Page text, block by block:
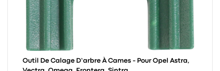
Outil De Calage D’arbre À Cames - Pour Opel Astra,